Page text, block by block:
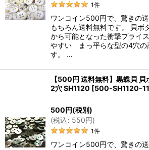
1件
ワンコイン500円で、驚きの
もちろん送料無料です。 貝ボ
から可能となった衝撃プライ
やすい まっ平らな型の4穴の
す。 …
【500円 送料無料】黒蝶貝 貝
2穴 SH1120 [500-SH1120-
500円(税別)
(税込: 550円)
1件
ワンコイン500円で、驚きの